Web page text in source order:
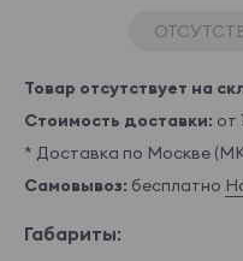
Товар отсутствует на
Стоимость доставки: от
* Доставка по Москве
Самовывоз: бесплатно
Габариты: